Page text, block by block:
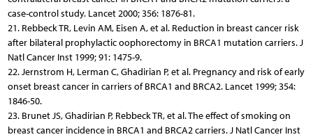
case-control study. Lancet 2000; 356: 1876-81.
21. Rebbeck TR, Levin AM, Eisen A, et al. Reduction in breast cancer risk
after bilateral prophylactic oophorectomy in BRCA1 mutation carriers. J
Natl Cancer Inst 1999; 91: 1475-9.
22. Jernstrom H, Lerman C, Ghadirian P, et al. Pregnancy and risk of early
onset breast cancer in carriers of BRCA1 and BRCA2. Lancet 1999; 354:
1846-50.
23. Brunet JS, Ghadirian P, Rebbeck TR, et al. The effect of smoking on
breast cancer incidence in BRCA1 and BRCA2 carriers. J Natl Cancer Inst